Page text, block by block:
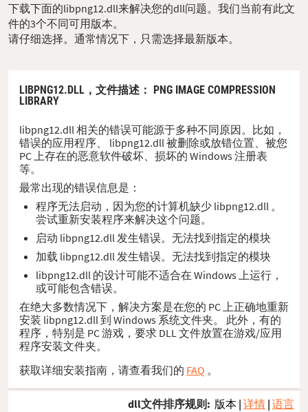
下载下面的libpng12.dll来解决您的dll问题。我们当前有此文
件的3个不同可用版本。
请仔细选择。通常情况下，只需选择最新版本。
LIBPNG12.DLL， 文件描述 ： PNG IMAGE COMPRESSION
LIBRARY
libpng12.dll 相关的错误可能源于多种不同原因。比如，
错误的应用程序、 libpng12.dll 被删除或放错位置、被您
PC 上存在的恶意软件破坏、损坏的 Windows 注册表
等。
最常出现的错误信息是：
程序无法启动，因为您的计算机缺少 libpng12.dll 。
尝试重新安装程序来解决这个问题。
启动 libpng12.dll 发生错误。无法找到指定的模块
加载 libpng12.dll 发生错误。无法找到指定的模块
libpng12.dll 的设计可能不适合在 Windows 上运行，
或可能包含错误。
在绝大多数情况下，解决方案是在您的 PC 上正确地重新
安装 libpng12.dll 到 Windows 系统文件夹。 此外，有的
程序，特别是 PC 游戏，要求 DLL 文件放置在游戏/应用
程序安装文件夹。
获取详细安装指南，请查看我们的 FAQ 。
dll文件排序规则: 版本 | 详情 | 语言